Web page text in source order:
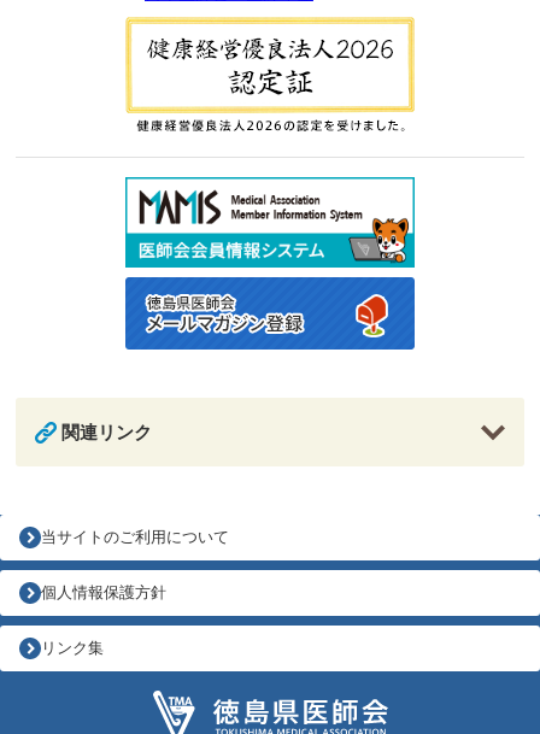
関連リンク
当サイトのご利用について
個人情報保護方針
リンク集